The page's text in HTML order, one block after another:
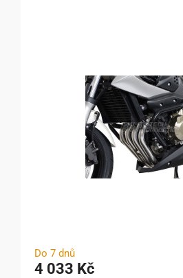
Do 7 dnů
4 033 Kč